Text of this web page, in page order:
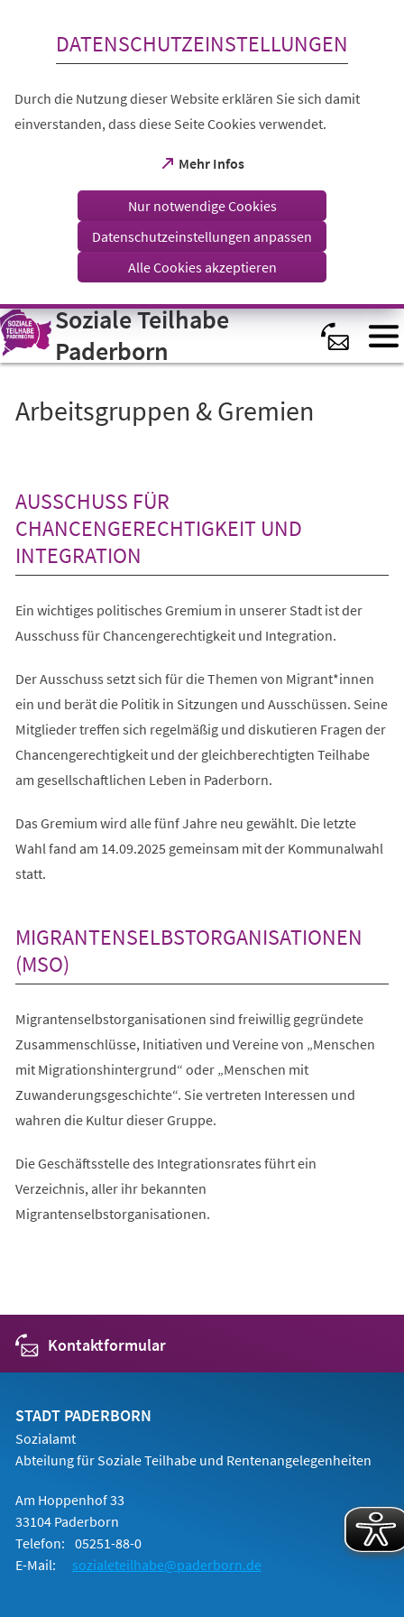
Visuelle
Assistenzsoftware
öffnen.
DATENSCHUTZEINSTELLUNGEN
Durch die Nutzung dieser Website erklären Sie sich damit
einverstanden, dass diese Seite Cookies verwendet.
Mehr Infos
(Öffnet
einem
Tab)
Nur notwendige Cookies
Datenschutzeinstellungen anpassen
Alle Cookies akzeptieren
Soziale Teilhabe
Paderborn
Arbeitsgruppen & Gremien
AUSSCHUSS FÜR
CHANCENGERECHTIGKEIT UND
INTEGRATION
Ein wichtiges politisches Gremium in unserer Stadt ist der
Ausschuss für Chancengerechtigkeit und Integration.
Der Ausschuss setzt sich für die Themen von Migrant*innen
ein und berät die Politik in Sitzungen und Ausschüssen. Seine
Mitglieder treffen sich regelmäßig und diskutieren Fragen der
Chancengerechtigkeit und der gleichberechtigten Teilhabe
am gesellschaftlichen Leben in Paderborn.
Das Gremium wird alle fünf Jahre neu gewählt. Die letzte
Wahl fand am 14.09.2025 gemeinsam mit der Kommunalwahl
statt.
MIGRANTENSELBSTORGANISATIONEN
(MSO)
Migrantenselbstorganisationen sind freiwillig gegründete
Zusammenschlüsse, Initiativen und Vereine von „Menschen
mit Migrationshintergrund“ oder „Menschen mit
Zuwanderungsgeschichte“. Sie vertreten Interessen und
wahren die Kultur dieser Gruppe.
Die Geschäftsstelle des Integrationsrates führt ein
Verzeichnis, aller ihr bekannten
Migrantenselbstorganisationen.
Kontaktformular
STADT PADERBORN
Sozialamt
Abteilung für Soziale Teilhabe und Rentenangelegenheiten
Am Hoppenhof 33
33104 Paderborn
Telefon: 05251-88-0
E-Mail:
sozialeteilhabe@paderborn.de